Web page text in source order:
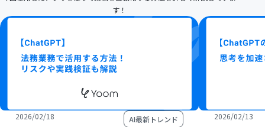
す！
2026/02/18 AI最新トレンド 2026/02/13